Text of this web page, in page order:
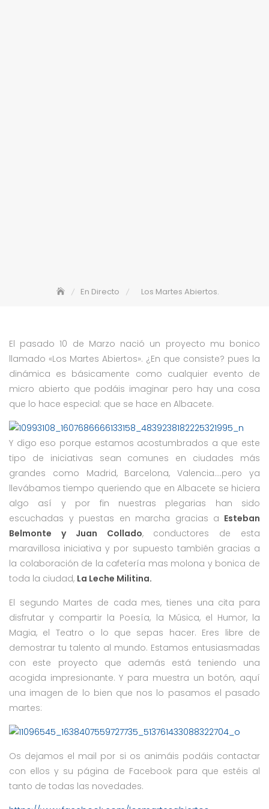
En Directo Los Martes Abiertos.
El pasado 10 de Marzo nació un proyecto mu bonico
llamado «Los Martes Abiertos». ¿En que consiste? pues la
dinámica es básicamente como cualquier evento de
micro abierto que podáis imaginar pero hay una cosa
que lo hace especial: que se hace en Albacete.
Y digo eso porque estamos acostumbrados a que este
tipo de iniciativas sean comunes en ciudades más
grandes como Madrid, Barcelona, Valencia….pero ya
llevábamos tiempo queriendo que en Albacete se hiciera
algo así y por fin nuestras plegarias han sido
escuchadas y puestas en marcha gracias a Esteban
Belmonte y Juan Collado, conductores de esta
maravillosa iniciativa y por supuesto también gracias a
la colaboración de la cafetería mas molona y bonica de
toda la ciudad, La Leche Militina.
El segundo Martes de cada mes, tienes una cita para
disfrutar y compartir la Poesía, la Música, el Humor, la
Magia, el Teatro o lo que sepas hacer. Eres libre de
demostrar tu talento al mundo. Estamos entusiasmadas
con este proyecto que además está teniendo una
acogida impresionante. Y para muestra un botón, aquí
una imagen de lo bien que nos lo pasamos el pasado
martes:
Os dejamos el mail por si os animáis podáis contactar
con ellos y su página de Facebook para que estéis al
tanto de todas las novedades.